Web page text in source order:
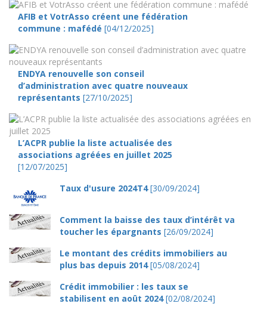
AFIB et VotrAsso créent une fédération
commune : mafédé [04/12/2025]
ENDYA renouvelle son conseil
d’administration avec quatre nouveaux
représentants [27/10/2025]
L’ACPR publie la liste actualisée des
associations agréées en juillet 2025
[12/07/2025]
Taux d'usure 2024T4[30/09/2024]
Comment la baisse des taux d’intérêt va
toucher les épargnants [26/09/2024]
Le montant des crédits immobiliers au
plus bas depuis 2014[05/08/2024]
Crédit immobilier : les taux se
stabilisent en août 2024[02/08/2024]